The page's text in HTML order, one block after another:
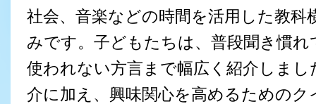
社会、音楽などの時間を活用した教科
みです。子どもたちは、普段聞き慣
使われない方言まで幅広く紹介しま
介に加え、興味関心を高めるための